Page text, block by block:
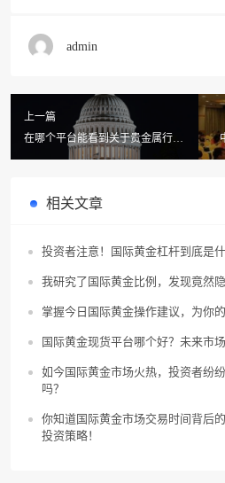
admin
上一篇
在哪个平台能看到关于贵金属行情
的信息?怎么才把网银贵金属信息
相关文章
投资者注意！国际黄金杠杆到底是什
我研究了国际黄金比例，发现竟然
掌握今日国际黄金操作建议，为你
国际黄金现货平台哪个好？未来市
如今国际黄金市场火热，投资者纷
吗？
你知道国际黄金市场交易时间背后
投资策略！